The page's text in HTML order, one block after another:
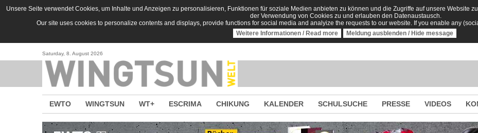
Direkt zum Inhalt
Unsere Seite verwendet Cookies, um Inhalte und Anzeigen zu personalisieren, Funktionen für soziale Medien anbieten zu können und die Zugriffe auf unsere Website
der Verwendung von Cookies zu und erlauben den Datenaustausch.
Our site uses cookies to personalize contents and displays, provide functions for social media and analyize the requests to our website. If you enable any
Weitere Informationen / Read more
Meldung ausblenden / Hide message
Saturday, 8. August 2026
EWTO WINGTSUN WT+ ESCRIMA CHIKUNG KALENDER SCHULSUCHE PRESSE VIDEOS